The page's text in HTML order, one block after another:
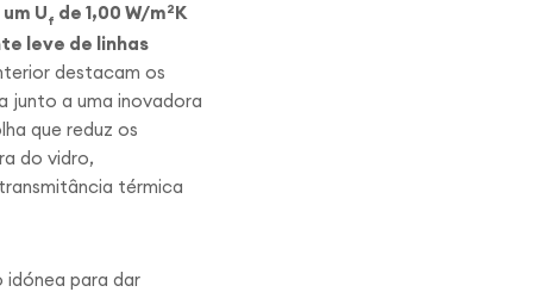
Uf de 1,00 W/m2K
leve de linhas
destacam os
junto a uma inovadora
que reduz os
do vidro,
térmica
para dar